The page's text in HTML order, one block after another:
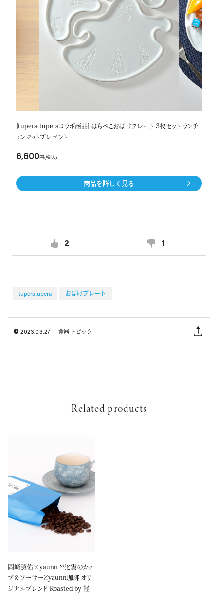
[tupera tuperaコラボ商品] はらぺこおばけプレート 3枚セット ランチ
ョンマットプレゼント
6,600円(税込)
商品を詳しく見る
1
2
tuperatupera おばけプレート
2023.03.27 食器 トピック
Related products
岡崎慧佑×yaunn 空と雲のカッ
プ＆ソーサーとyaunn珈琲 オリ
ジナルブレンド Roasted by 軽